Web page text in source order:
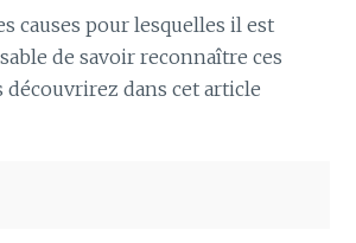
causes pour lesquelles il est
de savoir reconnaître ces
découvrirez dans cet article